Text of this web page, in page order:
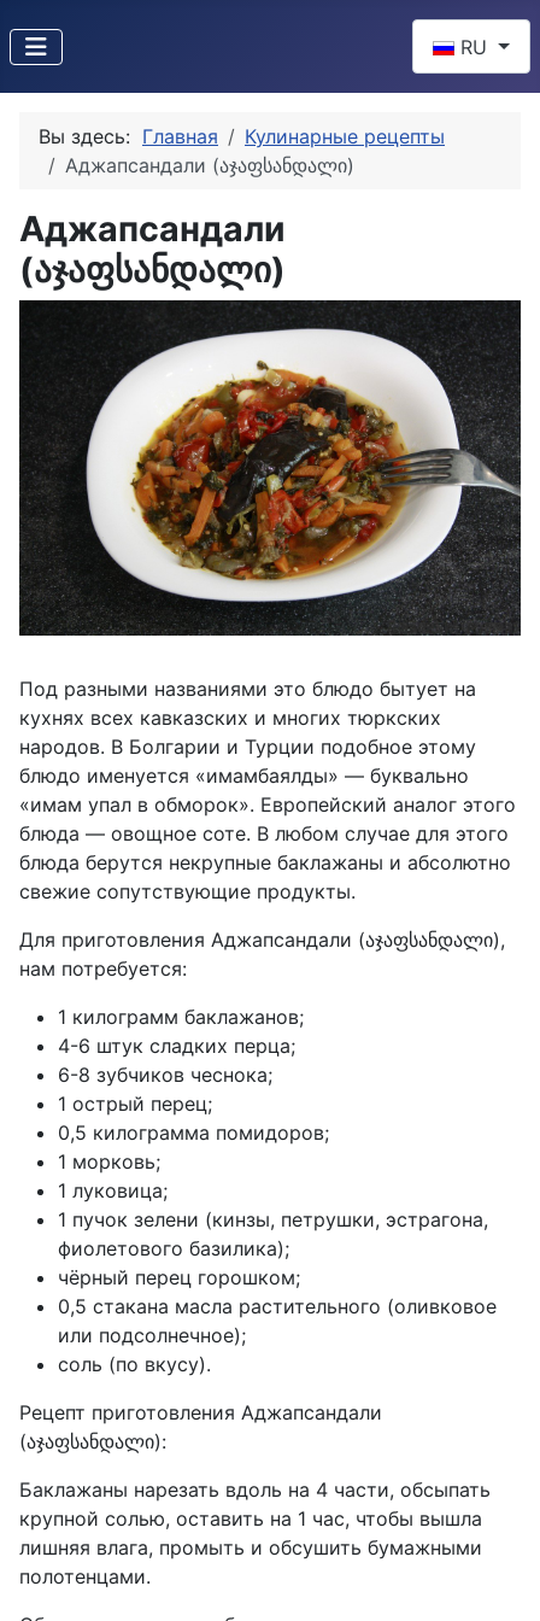
RU
Вы здесь: Главная
Кулинарные рецепты
Аджапсандали (აჯაფსანდალი)
Аджапсандали
(აჯაფსანდალი)
Под разными названиями это блюдо бытует на
кухнях всех кавказских и многих тюркских
народов. В Болгарии и Турции подобное этому
блюдо именуется «имамбаялды» — буквально
«имам упал в обморок». Европейский аналог этого
блюда — овощное соте. В любом случае для этого
блюда берутся некрупные баклажаны и абсолютно
свежие сопутствующие продукты.
Для приготовления Аджапсандали (აჯაფსანდალი),
нам потребуется:
1 килограмм баклажанов;
4-6 штук сладких перца;
6-8 зубчиков чеснока;
1 острый перец;
0,5 килограмма помидоров;
1 морковь;
1 луковица;
1 пучок зелени (кинзы, петрушки, эстрагона,
фиолетового базилика);
чёрный перец горошком;
0,5 стакана масла растительного (оливковое
или подсолнечное);
соль (по вкусу).
Рецепт приготовления Аджапсандали
(აჯაფსანდალი):
Баклажаны нарезать вдоль на 4 части, обсыпать
крупной солью, оставить на 1 час, чтобы вышла
лишняя влага, промыть и обсушить бумажными
полотенцами.